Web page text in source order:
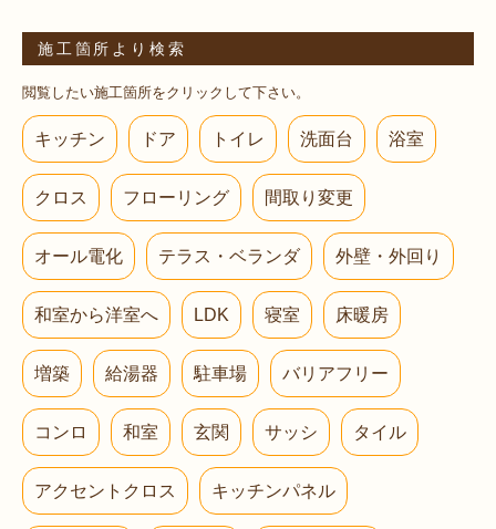
施工箇所より検索
閲覧したい施工箇所をクリックして下さい。
キッチン ドア トイレ 洗面台 浴室
クロス フローリング 間取り変更
オール電化 テラス・ベランダ 外壁・外回り
和室から洋室へ LDK 寝室 床暖房
増築 給湯器 駐車場 バリアフリー
コンロ 和室 玄関 サッシ タイル
アクセントクロス キッチンパネル